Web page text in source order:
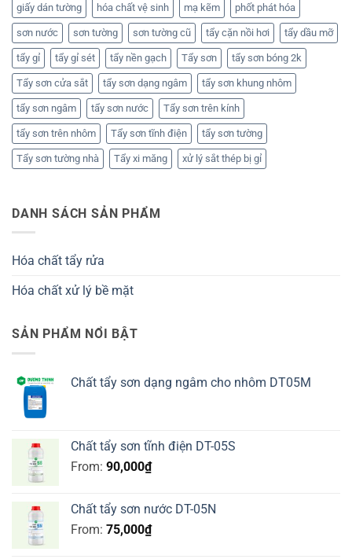
giấy dán tường hóa chất vệ sinh mạ kẽm phốt phát hóa
sơn nước sơn tường sơn tường cũ tẩy cặn nồi hơi tẩy dầu mỡ
tẩy gỉ tẩy gỉ sét tẩy nền gạch Tẩy sơn tẩy sơn bóng 2k
Tẩy sơn cửa sắt tẩy sơn dạng ngâm tẩy sơn khung nhôm
tẩy sơn ngâm tẩy sơn nước Tẩy sơn trên kính
tẩy sơn trên nhôm Tẩy sơn tĩnh điện tẩy sơn tường
Tẩy sơn tường nhà Tẩy xi măng xử lý sắt thép bị gỉ
DANH SÁCH SẢN PHẨM
Hóa chất tẩy rửa
Hóa chất xử lý bề mặt
SẢN PHẨM NỔI BẬT
Chất tẩy sơn dạng ngâm cho nhôm DT05M
Chất tẩy sơn tĩnh điện DT-05S
From: 90,000₫
Chất tẩy sơn nước DT-05N
From: 75,000₫